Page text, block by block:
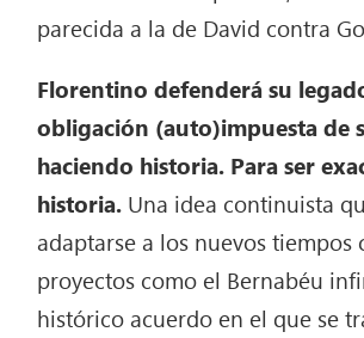
parecida a la de David contra
Florentino defenderá su
obligación (auto)impuesta de
haciendo historia. Para ser
historia. Una idea continuista
adaptarse a los nuevos tiempos
proyectos como el Bernabéu
histórico acuerdo en el que se